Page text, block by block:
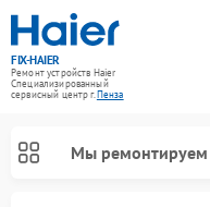
FIX-HAIER
Ремонт устройств Haier
Специализированный
cервисный центр г.Пенза
Мы ремонтируем